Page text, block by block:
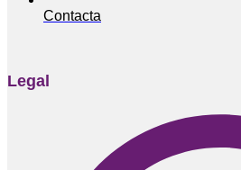
Contacta
Legal